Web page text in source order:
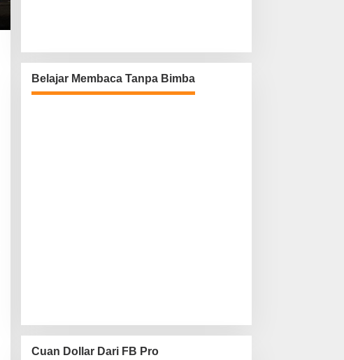
Belajar Membaca Tanpa Bimba
Cuan Dollar Dari FB Pro